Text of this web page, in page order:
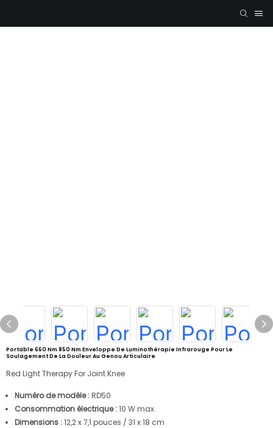
Portable 660 Nm 850 Nm Enveloppe De Luminothérapie Infrarouge Pour Le
Soulagement De La Douleur Au Genou Articulaire
Red Light Therapy For Joint Knee
Numéro de modèle :RD50
Consommation électrique :10 W max.
Dimensions :12,2 x 7,1 pouces / 31 x 18 cm